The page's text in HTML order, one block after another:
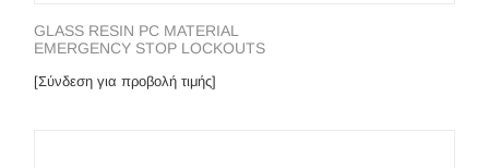
GLASS RESIN PC MATERIAL
EMERGENCY STOP LOCKOUTS
[Σύνδεση για προβολή τιμής]